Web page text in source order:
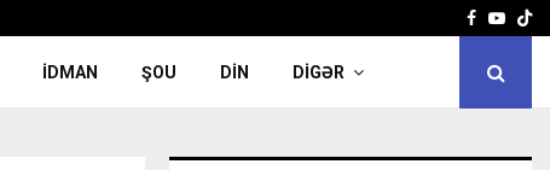
Facebook
İDMAN ŞOU DIN DIGƏR